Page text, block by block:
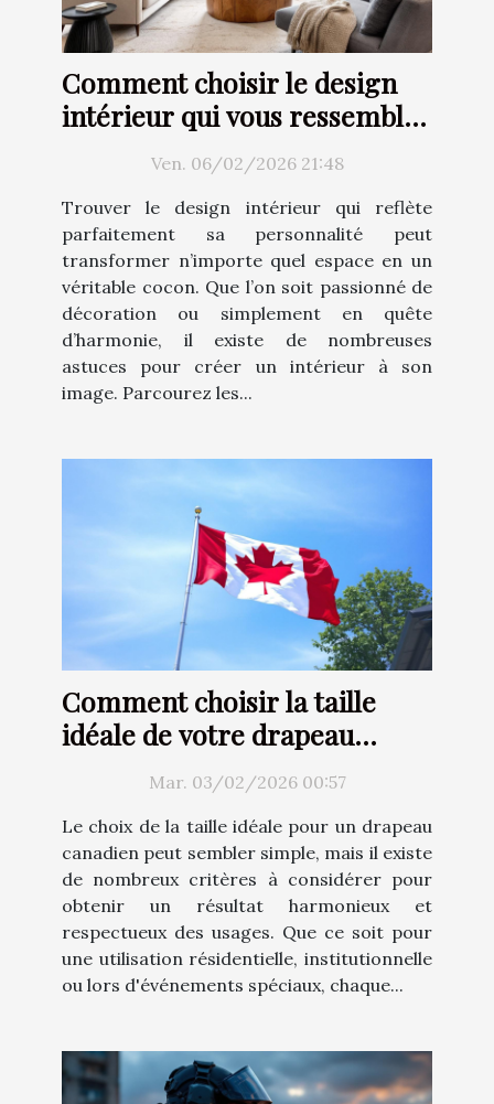
Comment choisir le design
intérieur qui vous ressemble
Ven. 06/02/2026 21:48
Trouver le design intérieur qui reflète
parfaitement sa personnalité peut
transformer n’importe quel espace en un
véritable cocon. Que l’on soit passionné de
décoration ou simplement en quête
d’harmonie, il existe de nombreuses
astuces pour créer un intérieur à son
image. Parcourez les...
Comment choisir la taille
idéale de votre drapeau
Mar. 03/02/2026 00:57
Le choix de la taille idéale pour un drapeau
canadien peut sembler simple, mais il existe
de nombreux critères à considérer pour
obtenir un résultat harmonieux et
respectueux des usages. Que ce soit pour
une utilisation résidentielle, institutionnelle
ou lors d'événements spéciaux, chaque...